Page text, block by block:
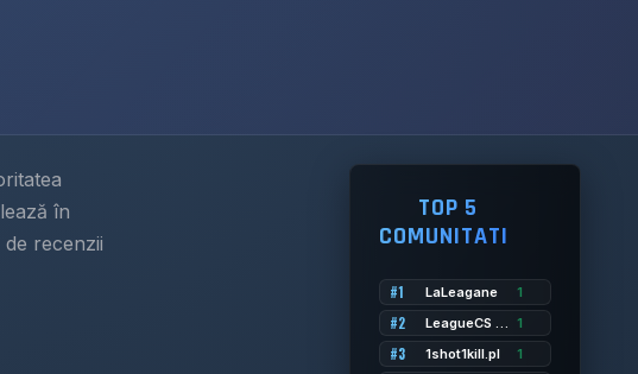
în
recenzii
TOP 5
COMUNITATI
#1 LaLeagane 1
#2 LeagueCS Romania 1
#3 1shot1kill.pl 1